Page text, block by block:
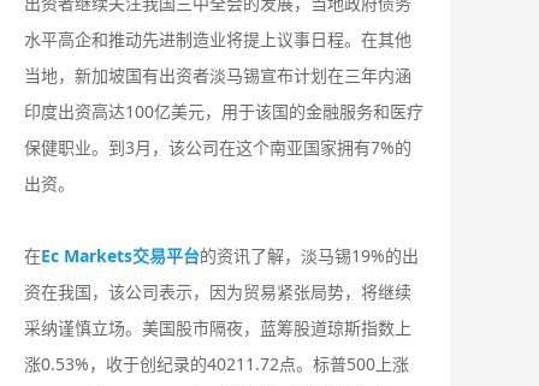
水平高企和推动先进制造业将提上议事日程。在其他
当地，新加坡国有出资者淡马锡宣布计划在三年内涵
印度出资高达100亿美元，用于该国的金融服务和医疗
保健职业。到3月，该公司在这个南亚国家拥有7%的
出资。
在Ec Markets交易平台的资讯了解，淡马锡19%的出
资在我国，该公司表示，因为贸易紧张局势，将继续
采纳谨慎立场。美国股市隔夜，蓝筹股道琼斯指数上
涨0.53%，收于创纪录的40211.72点。标普500上涨